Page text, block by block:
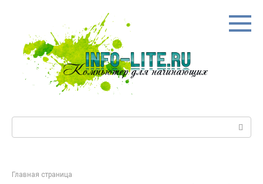
Главная страница